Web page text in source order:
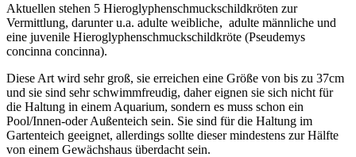
Aktuellen stehen 5 Hieroglyphenschmuckschildkröten zur
Vermittlung, darunter u.a. adulte weibliche, adulte männliche und
eine juvenile Hieroglyphenschmuckschildkröte (Pseudemys
concinna concinna).
Diese Art wird sehr groß, sie erreichen eine Größe von bis zu 37cm
und sie sind sehr schwimmfreudig, daher eignen sie sich nicht für
die Haltung in einem Aquarium, sondern es muss schon ein
Pool/Innen-oder Außenteich sein. Sie sind für die Haltung im
Gartenteich geeignet, allerdings sollte dieser mindestens zur Hälfte
von einem Gewächshaus überdacht sein.